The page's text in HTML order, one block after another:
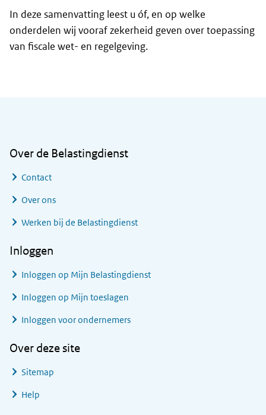
In deze samenvatting leest u óf, en op welke
onderdelen wij vooraf zekerheid geven over toepassing
van fiscale wet- en regelgeving.
Over de Belastingdienst
Contact
Over ons
Werken bij de Belastingdienst
Inloggen
Inloggen op Mijn Belastingdienst
Inloggen op Mijn toeslagen
Inloggen voor ondernemers
Over deze site
Sitemap
Help